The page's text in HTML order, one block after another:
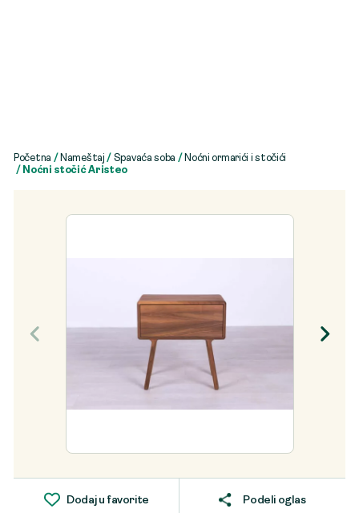
Početna / Nameštaj / Spavaća soba / Noćni ormarići i stočići
/ Noćni stočić Aristeo
Dodaj u favorite Podeli oglas